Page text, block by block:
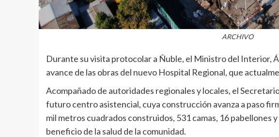
ARCHIVO
Durante su visita protocolar a Ñuble, el Ministro del Interior,
avance de las obras del nuevo Hospital Regional, que
Acompañado de autoridades regionales y locales, el
futuro centro asistencial, cuya construcción avanza a paso
mil metros cuadrados construidos, 531 camas, 16 pabellones
beneficio de la salud de la comunidad.